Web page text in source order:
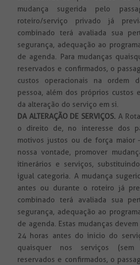
mudança sugerida pelo
roteiro/serviço privado já
combinado terá avaliada sua
segurança, adequação ao
de agenda. Para mudanças
reservados e confirmados, o
custos operacionais na ordem
pessoa, além dos próprios custos
da alteração do serviço em si.
DA ALTERAÇÃO DE SERVIÇOS. A
o direito de, no interesse dos
motivos justos ou de força maior
nossa vontade, promover
itinerários e serviços,
igual categoria. A mudança
antes ou durante o roteiro já
combinado terá avaliada sua
segurança, adequação ao
de agenda. Estas mudanças
24 horas antes do inicio do
quaisquer nos serviços (sem
reservados e confirmados, o